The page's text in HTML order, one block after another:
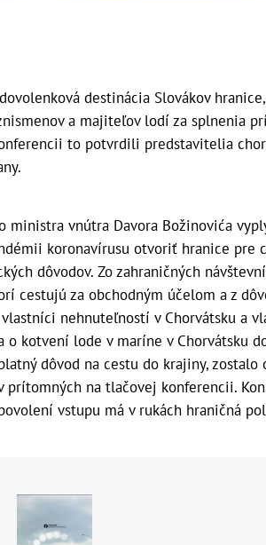
destinácia Slovákov
a majiteľov lodí za splnenia
to potvrdili predstavitelia
ministra vnútra Davora Božinovića
koronavírusu otvoriť hranice pre
dôvodov. Zo zahraničných
cestujú za obchodným účelom a z
nehnuteľností v Chorvátsku a
o kotvení lode v maríne v Chorvátsku
dôvod na cestu do krajiny, zostalo
prítomných na tlačovej konferencii.
vstupu má v rukách hraničná